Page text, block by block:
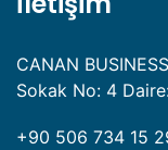
CANAN
Sokak No: 4
+90 506 734 15